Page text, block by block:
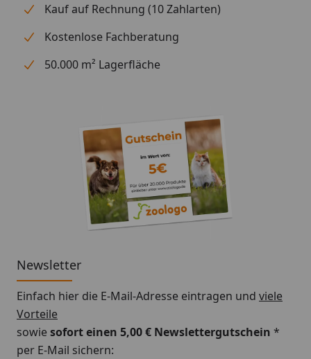
Kauf auf Rechnung (10 Zahlarten)
Kostenlose Fachberatung
50.000 m² Lagerfläche
Newsletter
Einfach hier die E-Mail-Adresse eintragen und viele
Vorteile
sowiesofort einen 5,00 € Newslettergutschein *
per E-Mail sichern: